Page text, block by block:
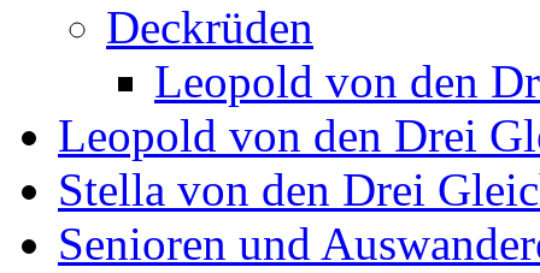
Deckrüden
Leopold von den
Leopold von den Drei
Stella von den Drei
Senioren und